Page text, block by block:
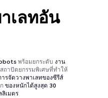
เลทอัน
พร้อมยกระดับ งาน
าปัตยกรรมพิเศษที่ทำให้
รจัดวางพาเลทของซีรีส์
กของหนักได้สูงสุด 30
เมตร